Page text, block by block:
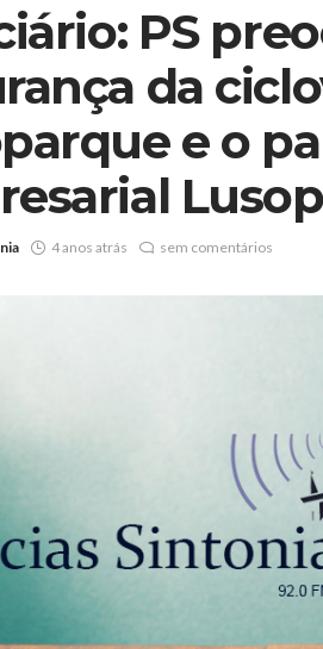
PS
da
e o
4 anos atrás sem comentários
Abner González foi o